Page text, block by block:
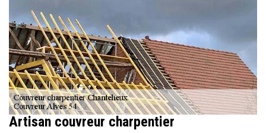
Artisan couvreur charpentier